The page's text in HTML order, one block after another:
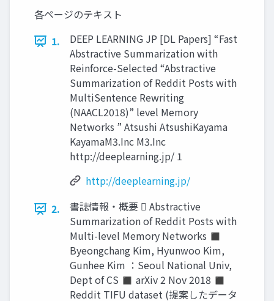
各ページのテキスト
1.
DEEP LEARNING JP [DL Papers] “Fast
Abstractive Summarization with
Reinforce-Selected “Abstractive
Summarization of Reddit Posts with
MultiSentence Rewriting
(NAACL2018)” level Memory
Networks ” Atsushi AtsushiKayama
KayamaM3.Inc M3.Inc
http://deeplearning.jp/ 1
http://deeplearning.jp/
2.
書誌情報・概要  Abstractive
Summarization of Reddit Posts with
Multi-level Memory Networks ◼
Byeongchang Kim, Hyunwoo Kim,
Gunhee Kim ：Seoul National Univ,
Dept of CS ◼ arXiv 2 Nov 2018 ◼
Reddit TIFU dataset (提案したデータ